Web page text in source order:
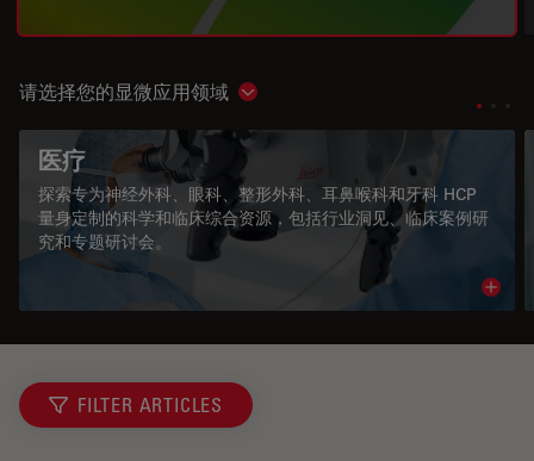
请选择您的显微应用领域 Show subnavigation
医疗
探索专为神经外科、眼科、整形外科、耳鼻喉科和牙科 HCP
量身定制的科学和临床综合资源，包括行业洞见、临床案例研
究和专题研讨会。
FILTER ARTICLES